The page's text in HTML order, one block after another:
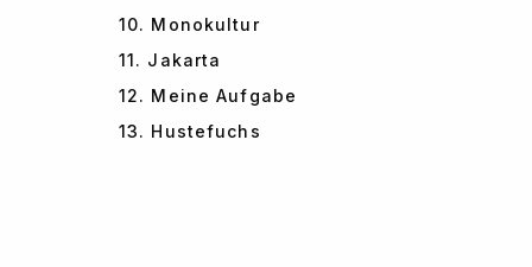
10. Monokultur
11. Jakarta
12. Meine Aufgabe
13. Hustefuchs